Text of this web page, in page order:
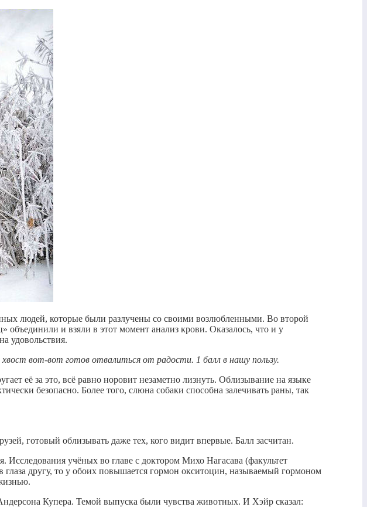
людей, которые были разлучены со своими возлюбленными. Во второй
объединили и взяли в этот момент анализ крови. Оказалось, что и у
удовольствия.
вот-вот готов отвалиться от радости. 1 балл в нашу пользу.
её за это, всё равно норовит незаметно лизнуть. Облизывание на языке
безопасно. Более того, слюна собаки способна залечивать раны, так
готовый облизывать даже тех, кого видит впервые. Балл засчитан.
учёных во главе с доктором Михо Нагасава (факультет
глаза другу, то у обоих повышается гормон окситоцин, называемый гормоном
Купера. Темой выпуска были чувства животных. И Хэйр сказал: